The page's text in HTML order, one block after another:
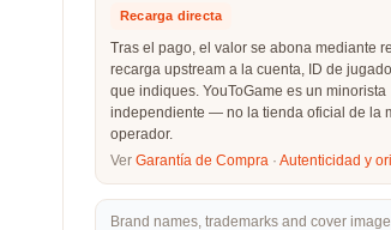
Recarga directa
Tras el pago, el valor se abona mediante
recarga upstream a la cuenta, ID de
que indiques. YouToGame es un minorista
independiente — no la tienda oficial de la
operador.
Ver Garantía de Compra · Autenticidad y
Brand names, trademarks and cover